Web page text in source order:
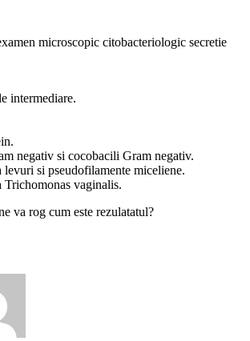
microscopic citobacteriologic secretie
intermediare.
negativ si cocobacili Gram negativ.
levuri si pseudofilamente miceliene.
Trichomonas vaginalis.
va rog cum este rezulatatul?